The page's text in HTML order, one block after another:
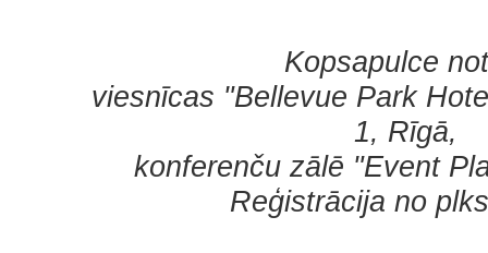
Kopsapulce
viesnīcas "Bellevue Park
1, Rīgā,
konferenču zālē "Event
Reģistrācija no